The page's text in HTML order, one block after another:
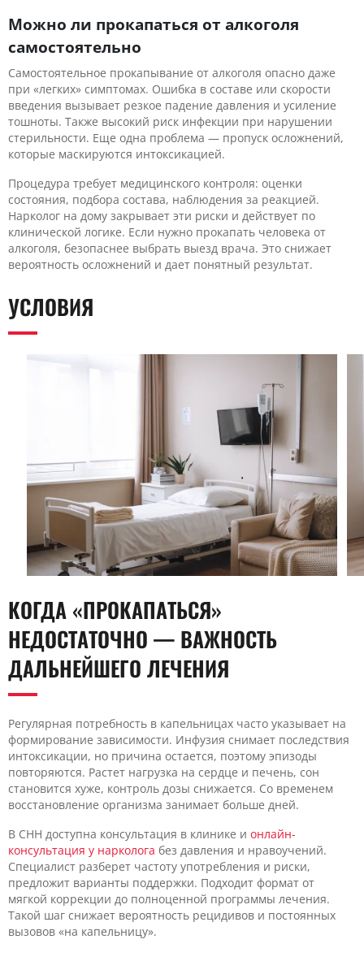
Можно ли прокапаться от алкоголя
самостоятельно
Самостоятельное прокапывание от алкоголя опасно даже
при «легких» симптомах. Ошибка в составе или скорости
введения вызывает резкое падение давления и усиление
тошноты. Также высокий риск инфекции при нарушении
стерильности. Еще одна проблема — пропуск осложнений,
которые маскируются интоксикацией.
Процедура требует медицинского контроля: оценки
состояния, подбора состава, наблюдения за реакцией.
Нарколог на дому закрывает эти риски и действует по
клинической логике. Если нужно прокапать человека от
алкоголя, безопаснее выбрать выезд врача. Это снижает
вероятность осложнений и дает понятный результат.
УСЛОВИЯ
КОГДА «ПРОКАПАТЬСЯ»
НЕДОСТАТОЧНО — ВАЖНОСТЬ
ДАЛЬНЕЙШЕГО ЛЕЧЕНИЯ
Регулярная потребность в капельницах часто указывает на
формирование зависимости. Инфузия снимает последствия
интоксикации, но причина остается, поэтому эпизоды
повторяются. Растет нагрузка на сердце и печень, сон
становится хуже, контроль дозы снижается. Со временем
восстановление организма занимает больше дней.
В CHH доступна консультация в клинике и онлайн-
консультация у нарколога без давления и нравоучений.
Специалист разберет частоту употребления и риски,
предложит варианты поддержки. Подходит формат от
мягкой коррекции до полноценной программы лечения.
Такой шаг снижает вероятность рецидивов и постоянных
вызовов «на капельницу».